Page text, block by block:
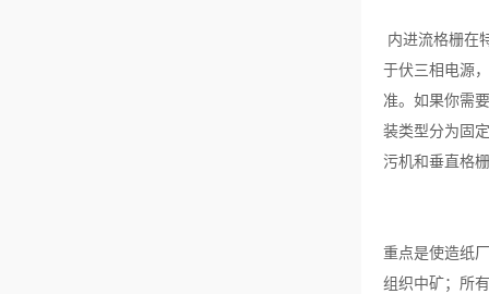
内进流格栅在
于伏三相电源
准。如果你需
装类型分为固
污机和垂直格
重点是使造纸
组织中矿；所